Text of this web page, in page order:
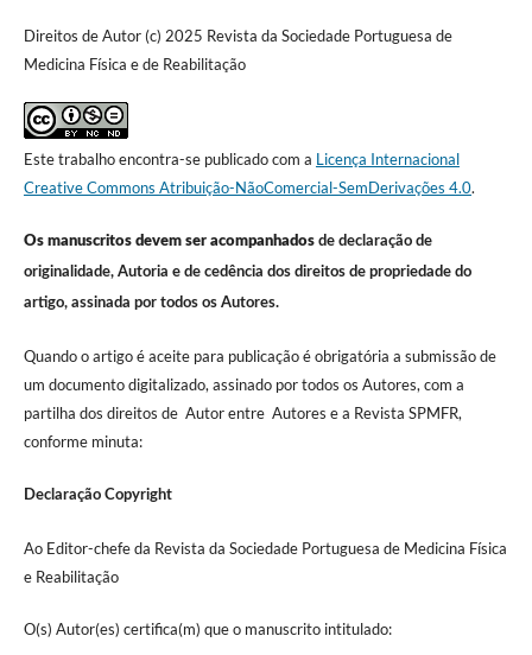
Direitos de Autor (c) 2025 Revista da Sociedade Portuguesa de
Medicina Física e de Reabilitação
Este trabalho encontra-se publicado com a Licença Internacional
Creative Commons Atribuição-NãoComercial-SemDerivações 4.0.
Os manuscritos devem ser acompanhadosde declaração de
originalidade, Autoria e de cedência dos direitos de propriedade do
artigo, assinada por todos os Autores.
Quando o artigo é aceite para publicação é obrigatória a submissão de
um documento digitalizado, assinado por todos os Autores, com a
partilha dos direitos de Autor entre Autores e a Revista SPMFR,
conforme minuta:
Declaração Copyright
Ao Editor-chefe da Revista da Sociedade Portuguesa de Medicina Física
e Reabilitação
O(s) Autor(es) certifica(m) que o manuscrito intitulado: